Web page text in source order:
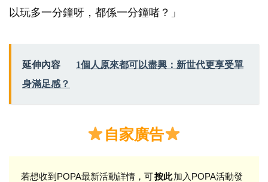
以玩多一分鐘呀，都係一分鐘啫？」
延伸內容
1個人原來都可以盡興：新世代更享受單
身滿足感？
自家廣告
若想收到POPA最新活動詳情，可按此加入POPA活動發